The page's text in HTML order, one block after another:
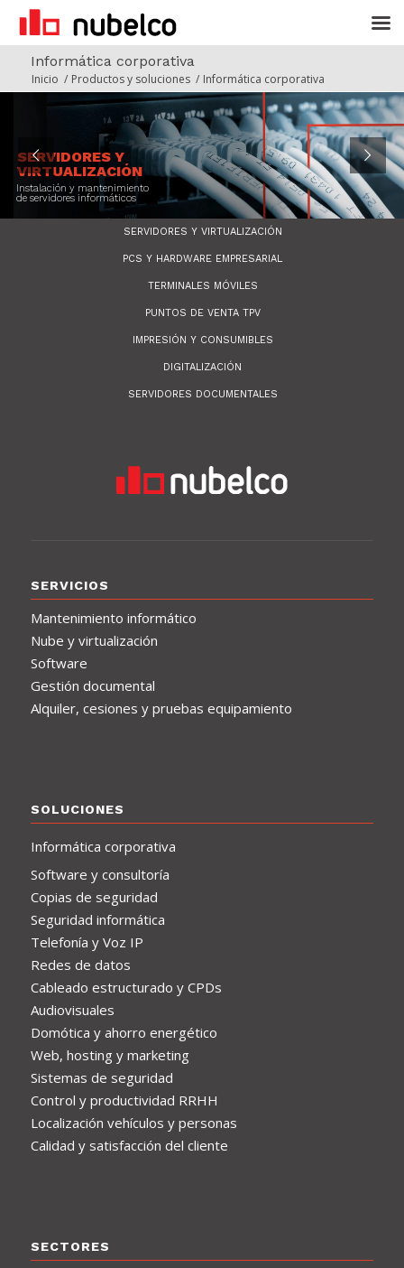
Informática corporativa
Inicio / Productos y soluciones / Informática corporativa
SERVIDORES Y
VIRTUALIZACIÓN
Instalación y mantenimiento
de servidores informáticos
SERVIDORES Y VIRTUALIZACIÓN
PCS Y HARDWARE EMPRESARIAL
TERMINALES MÓVILES
PUNTOS DE VENTA TPV
IMPRESIÓN Y CONSUMIBLES
DIGITALIZACIÓN
SERVIDORES DOCUMENTALES
SERVICIOS
Mantenimiento informático
Nube y virtualización
Software
Gestión documental
Alquiler, cesiones y pruebas equipamiento
SOLUCIONES
Informática corporativa
Software y consultoría
Copias de seguridad
Seguridad informática
Telefonía y Voz IP
Redes de datos
Cableado estructurado y CPDs
Audiovisuales
Domótica y ahorro energético
Web, hosting y marketing
Sistemas de seguridad
Control y productividad RRHH
Localización vehículos y personas
Calidad y satisfacción del cliente
SECTORES